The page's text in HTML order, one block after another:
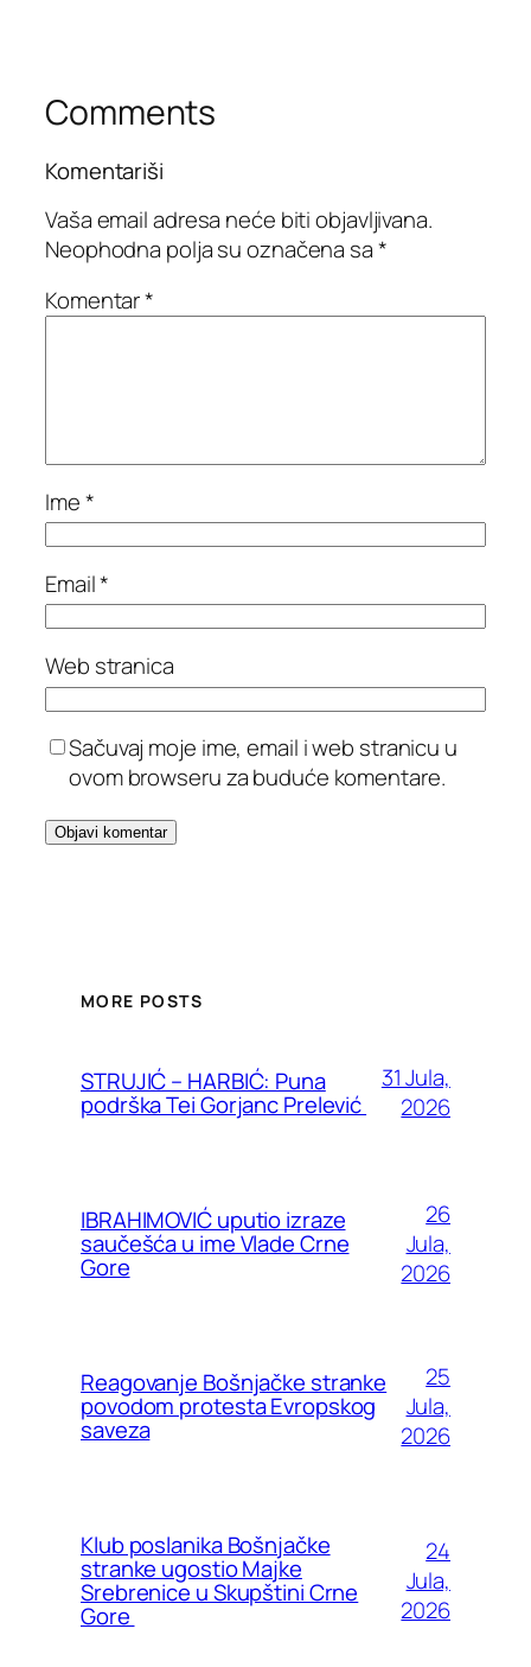
Comments
Komentariši
Vaša email adresa neće biti objavljivana.
Neophodna polja su označena sa*
Komentar*
Ime*
Email*
Web stranica
Sačuvaj moje ime, email i web stranicu u
ovom browseru za buduće komentare.
MORE POSTS
STRUJIĆ – HARBIĆ: Puna
podrška Tei Gorjanc Prelević
31 Jula,
2026
IBRAHIMOVIĆ uputio izraze
saučešća u ime Vlade Crne
Gore
26
Jula,
2026
Reagovanje Bošnjačke stranke
povodom protesta Evropskog
saveza
25
Jula,
2026
Klub poslanika Bošnjačke
stranke ugostio Majke
Srebrenice u Skupštini Crne
Gore
24
Jula,
2026